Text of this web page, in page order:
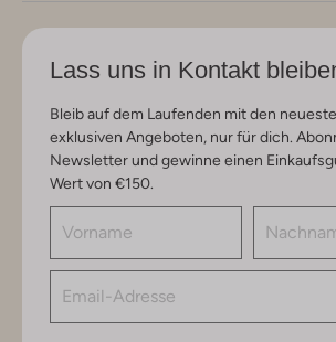
Lass uns in Kontakt
Bleib auf dem Laufenden mit den
exklusiven Angeboten, nur für dich.
Newsletter und gewinne einen
Wert von €150.